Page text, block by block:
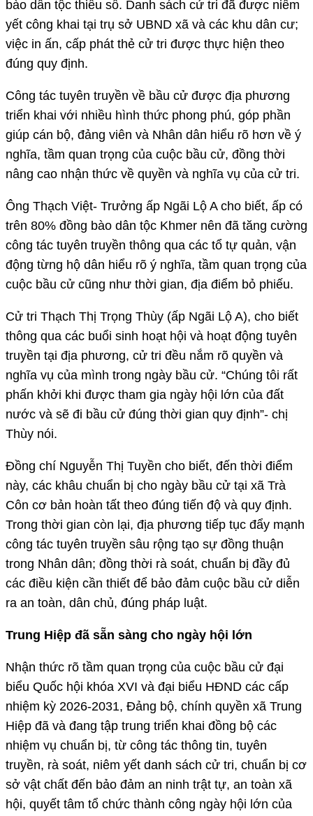
bào dân tộc thiểu số. Danh sách cử tri đã được niêm
yết công khai tại trụ sở UBND xã và các khu dân cư;
việc in ấn, cấp phát thẻ cử tri được thực hiện theo
đúng quy định.
Công tác tuyên truyền về bầu cử được địa phương
triển khai với nhiều hình thức phong phú, góp phần
giúp cán bộ, đảng viên và Nhân dân hiểu rõ hơn về ý
nghĩa, tầm quan trọng của cuộc bầu cử, đồng thời
nâng cao nhận thức về quyền và nghĩa vụ của cử tri.
Ông Thạch Việt- Trưởng ấp Ngãi Lộ A cho biết, ấp có
trên 80% đồng bào dân tộc Khmer nên đã tăng cường
công tác tuyên truyền thông qua các tổ tự quản, vận
động từng hộ dân hiểu rõ ý nghĩa, tầm quan trọng của
cuộc bầu cử cũng như thời gian, địa điểm bỏ phiếu.
Cử tri Thạch Thị Trọng Thùy (ấp Ngãi Lộ A), cho biết
thông qua các buổi sinh hoạt hội và hoạt động tuyên
truyền tại địa phương, cử tri đều nắm rõ quyền và
nghĩa vụ của mình trong ngày bầu cử. “Chúng tôi rất
phấn khởi khi được tham gia ngày hội lớn của đất
nước và sẽ đi bầu cử đúng thời gian quy định”- chị
Thùy nói.
Đồng chí Nguyễn Thị Tuyền cho biết, đến thời điểm
này, các khâu chuẩn bị cho ngày bầu cử tại xã Trà
Côn cơ bản hoàn tất theo đúng tiến độ và quy định.
Trong thời gian còn lại, địa phương tiếp tục đẩy mạnh
công tác tuyên truyền sâu rộng tạo sự đồng thuận
trong Nhân dân; đồng thời rà soát, chuẩn bị đầy đủ
các điều kiện cần thiết để bảo đảm cuộc bầu cử diễn
ra an toàn, dân chủ, đúng pháp luật.
Trung Hiệp đã sẵn sàng cho ngày hội lớn
Nhận thức rõ tầm quan trọng của cuộc bầu cử đại
biểu Quốc hội khóa XVI và đại biểu HĐND các cấp
nhiệm kỳ 2026-2031, Đảng bộ, chính quyền xã Trung
Hiệp đã và đang tập trung triển khai đồng bộ các
nhiệm vụ chuẩn bị, từ công tác thông tin, tuyên
truyền, rà soát, niêm yết danh sách cử tri, chuẩn bị cơ
sở vật chất đến bảo đảm an ninh trật tự, an toàn xã
hội, quyết tâm tổ chức thành công ngày hội lớn của